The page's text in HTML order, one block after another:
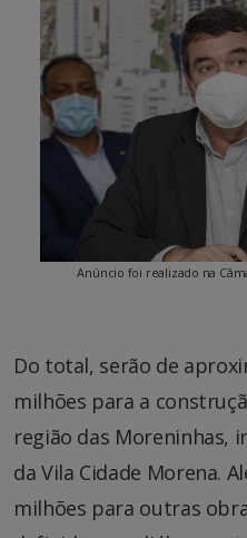
Anúncio foi realizado na
Do total, serão de
milhões para a
região das Moreninhas,
da Vila Cidade Morena.
milhões para outras